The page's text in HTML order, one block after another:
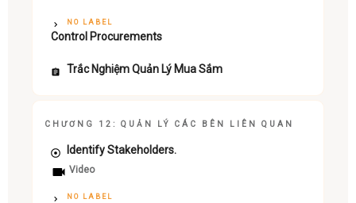
NO LABEL
Control Procurements
Trắc Nghiệm Quản Lý Mua Sắm
CHƯƠNG 12: QUẢN LÝ CÁC BÊN LIÊN QUAN
Identify Stakeholders.
Video
NO LABEL